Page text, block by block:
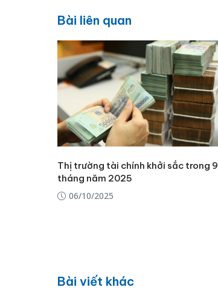
Bài liên quan
Thị trường tài chính khởi sắc trong 9
tháng năm 2025
06/10/2025
Bài viết khác